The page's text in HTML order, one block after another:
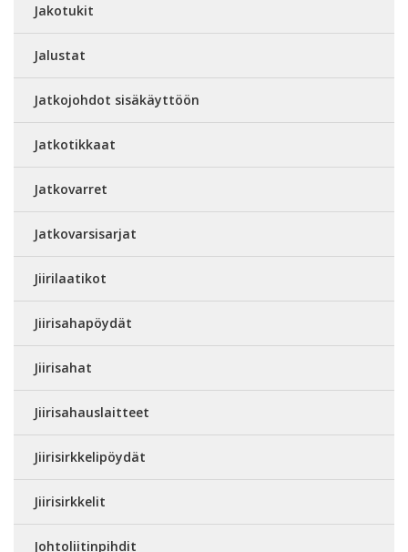
Jakotukit
Jalustat
Jatkojohdot sisäkäyttöön
Jatkotikkaat
Jatkovarret
Jatkovarsisarjat
Jiirilaatikot
Jiirisahapöydät
Jiirisahat
Jiirisahauslaitteet
Jiirisirkkelipöydät
Jiirisirkkelit
Johtoliitinpihdit